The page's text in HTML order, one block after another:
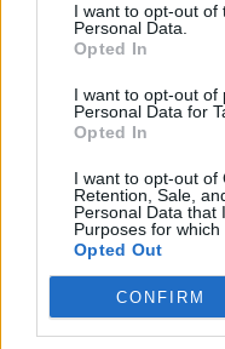
I want to opt-out of
Personal Data.
Opted In
I want to opt-out of
Personal Data for
Opted In
I want to opt-out of
Retention, Sale,
Personal Data that
Purposes for which
Opted Out
CONFIRM
Az állítható előlap
A szekrényajtók
szerelvények alkalmazása,
sem fognak "lógni", és még
Salice márkát használjuk.
kiállított terméket mivel
csúnya, azon túl még a
rosszabb esetben és